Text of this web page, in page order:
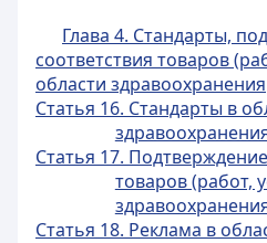
Глава 4. Стандарты,
соответствия товаров
области здравоохранения
Статья 16. Стандарты в
Статья 17.
товаров (работ,
Статья 18. Реклама в